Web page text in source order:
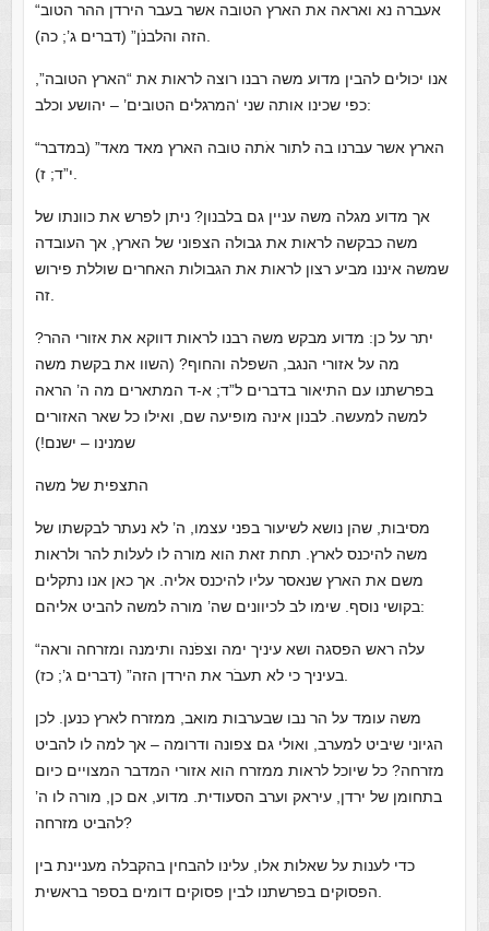
“אעברה נא ואראה את הארץ הטובה אשר בעבר הירדן ההר הטוב
אנו יכולים להבין מדוע משה רבנו רוצה לראות את “הארץ הטובה”,
כפי שכינו אותה שני ‘המרגלים הטובים’ – יהושע וכלב:
“הארץ אשר עברנו בה לתור אֹתה טובה הארץ מאד מאד” (במדבר
אך מדוע מגלה משה עניין גם בלבנון? ניתן לפרש את כוונתו של
משה כבקשה לראות את גבולה הצפוני של הארץ, אך העובדה
שמשה איננו מביע רצון לראות את הגבולות האחרים שוללת פירוש
זה.
יתר על כן: מדוע מבקש משה רבנו לראות דווקא את אזורי ההר?
מה על אזורי הנגב, השפלה והחוף? (השוו את בקשת משה
בפרשתנו עם התיאור בדברים ל”ד; א-ד המתארים מה ה’ הראה
למשה למעשה. לבנון אינה מופיעה שם, ואילו כל שאר האזורים
שמנינו – ישנם!)
התצפית של משה
מסיבות, שהן נושא לשיעור בפני עצמו, ה’ לא נעתר לבקשתו של
משה להיכנס לארץ. תחת זאת הוא מורה לו לעלות להר ולראות
משם את הארץ שנאסר עליו להיכנס אליה. אך כאן אנו נתקלים
בקושי נוסף. שימו לב לכיוונים שה’ מורה למשה להביט אליהם:
“עלה ראש הפסגה ושא עיניך ימה וצפֹנה ותימנה ומזרחה וראה
בעיניך כי לא תעבֹר את הירדן הזה” (דברים ג’; כז).
משה עומד על הר נבו שבערבות מואב, ממזרח לארץ כנען. לכן
הגיוני שיביט למערב, ואולי גם צפונה ודרומה – אך למה לו להביט
מזרחה? כל שיוכל לראות ממזרח הוא אזורי המדבר המצויים כיום
בתחומן של ירדן, עיראק וערב הסעודית. מדוע, אם כן, מורה לו ה’
להביט מזרחה?
כדי לענות על שאלות אלו, עלינו להבחין בהקבלה מעניינת בין